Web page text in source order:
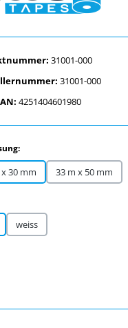
31001-000
31001-000
4251404601980
auswählen
30 mm 33 m x 50 mm
weiss